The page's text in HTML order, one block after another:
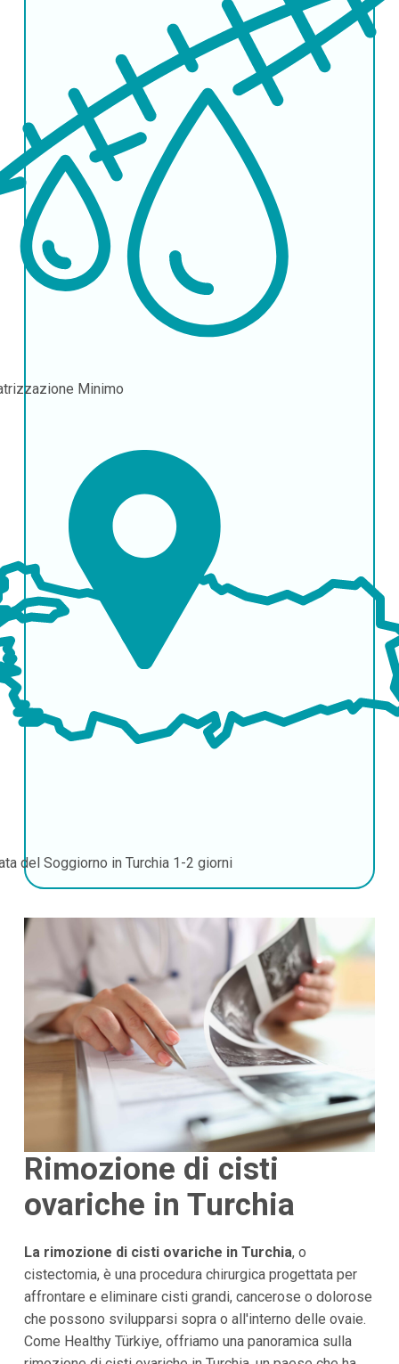
Minimo
del Soggiorno in Turchia 1-2 giorni
Rimozione di cisti
ovariche in Turchia
La rimozione di cisti ovariche in Turchia, o
cistectomia, è una procedura chirurgica progettata per
affrontare e eliminare cisti grandi, cancerose o dolorose
che possono svilupparsi sopra o all'interno delle ovaie.
Come Healthy Türkiye, offriamo una panoramica sulla